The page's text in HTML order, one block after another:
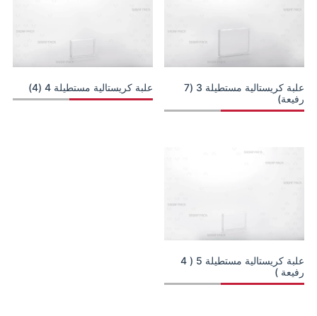
علبة كريستالية مستطيلة 3 (7
رفيعة)
علبة كريستالية مستطيلة 4 (4)
علبة كريستالية مستطيلة 5 ( 4
رفيعة )